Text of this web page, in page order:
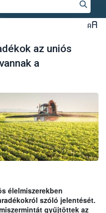
az uniós
a
élelmiszerekben
szóló jelentését.
gyűjtöttek az